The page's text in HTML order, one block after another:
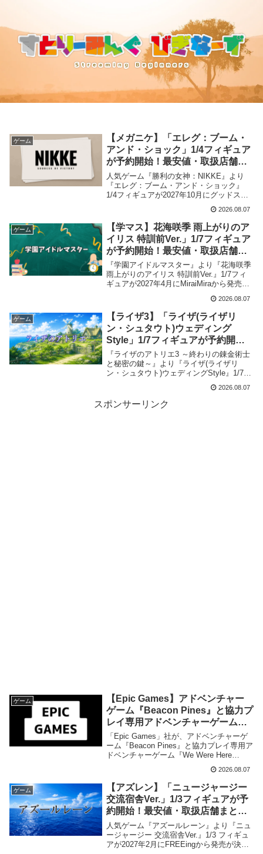
ゲーム
【メガニケ】「エレグ：ブーム・
アンド・ショック」1/4フィギュア
が予約開始！最安値・取扱店舗ま
とめ【2027年10月発売】
人気ゲーム『勝利の女神：NIKKE』より
『エレグ：ブーム・アンド・ショック』
1/4フィギュアが2027年10月にグッドスマ
を開始しました。当記事では取扱店舗・最
安値など商品情報をまとめました。
2026.08.07
ゲーム
【学マス】花海咲季 雨上がりのア
イリス 特訓前Ver.」1/7フィギュア
が予約開始！最安値・取扱店舗ま
とめ【2027年4月発売】
『学園アイドルマスター』より『花海咲季
雨上がりのアイリス 特訓前Ver.』1/7フィ
ギュアが2027年4月にMiraiMiraから発売が
は取扱店舗・最安値など商品情報をまとめ
ました。
2026.08.07
ゲーム
【ライザ3】「ライザ(ライザリ
ン・シュタウト)ウェディング
Style」1/7フィギュアが予約開
始！最安値・取扱店舗まとめ
【2027年4月発売】
『ライザのアトリエ3 ～終わりの錬金術士
と秘密の鍵～』より『ライザ(ライザリ
ン・シュタウト)ウェディングStyle』1/7フ
売が決定、予約受付を開始しました。当記
事では取扱店舗・最安値など商品情報をま
とめました。
2026.08.07
スポンサーリンク
ゲーム
【Epic Games】アドベンチャー
ゲーム『Beacon Pines』と協力プ
レイ専用アドベンチャーゲーム
『We Were Here Together』の無
料配布が来週2026年8月14日午前0
時までの期間限定で開始！
「Epic Games」社が、アドベンチャーゲ
ーム『Beacon Pines』と協力プレイ専用ア
ドベンチャーゲーム『We Were Here
日午前0時までの期間限定で開始致しまし
た。
2026.08.07
ゲーム
【アズレン】「ニュージャージー
交流宿舎Ver.」1/3フィギュアが予
約開始！最安値・取扱店舗まとめ
【2027年2月発売】
人気ゲーム『アズールレーン』より『ニュ
ージャージー 交流宿舎Ver.』1/3 フィギュ
アが2027年2月にFREEingから発売が決